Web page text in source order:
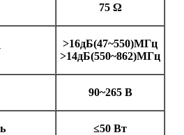
75 Ω
>16дБ(47~550)МГц
>14дБ(550~862)МГц
90~265 В
≤50 Вт